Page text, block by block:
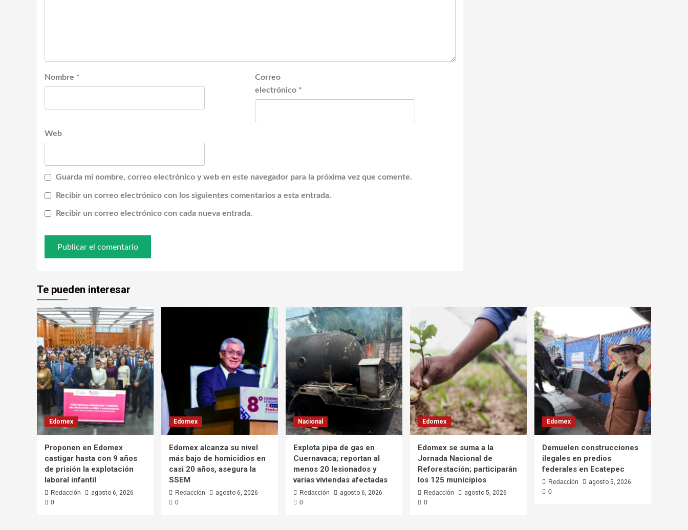
Nombre *
Correo
electrónico *
Web
Guarda mi nombre, correo electrónico y web en este navegador para la próxima vez que comente.
Recibir un correo electrónico con los siguientes comentarios a esta entrada.
Recibir un correo electrónico con cada nueva entrada.
Te pueden interesar
Edomex
Proponen en Edomex
castigar hasta con 9 años
de prisión la explotación
laboral infantil
Redacción
agosto 6, 2026
0
Edomex
Edomex alcanza su nivel
más bajo de homicidios en
casi 20 años, asegura la
SSEM
Redacción
agosto 6, 2026
0
Nacional
Explota pipa de gas en
Cuernavaca; reportan al
menos 20 lesionados y
varias viviendas afectadas
Redacción
agosto 6, 2026
0
Edomex
Edomex se suma a la
Jornada Nacional de
Reforestación; participarán
los 125 municipios
Redacción
agosto 5, 2026
0
Edomex
Demuelen construcciones
ilegales en predios
federales en Ecatepec
Redacción
agosto 5, 2026
0